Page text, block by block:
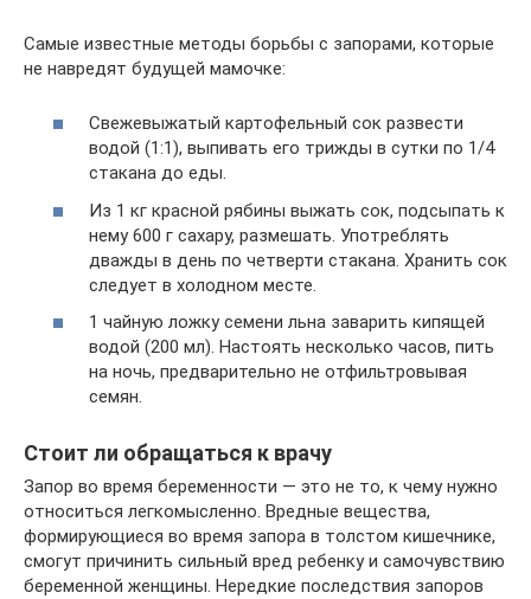
Самые известные методы борьбы с запорами, которые
не навредят будущей мамочке:
Свежевыжатый картофельный сок развести
водой (1:1), выпивать его трижды в сутки по 1/4
стакана до еды.
Из 1 кг красной рябины выжать сок, подсыпать к
нему 600 г сахару, размешать. Употреблять
дважды в день по четверти стакана. Хранить сок
следует в холодном месте.
1 чайную ложку семени льна заварить кипящей
водой (200 мл). Настоять несколько часов, пить
на ночь, предварительно не отфильтровывая
семян.
Стоит ли обращаться к врачу
Запор во время беременности — это не то, к чему нужно
относиться легкомысленно. Вредные вещества,
формирующиеся во время запора в толстом кишечнике,
смогут причинить сильный вред ребенку и самочувствию
беременной женщины. Нередкие последствия запоров